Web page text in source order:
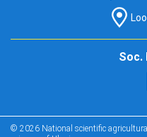
Soc.
© 2026 National scientific